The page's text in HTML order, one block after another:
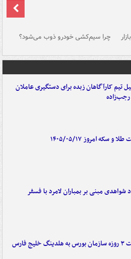
چرا سیم‌کشی خودرو ذوب می‌شود؟
تیم کارآگاهان زبده برای دستگیری عاملان
و سکه امروز ۱۴۰۵/۰۵/۱۷
شواهدی مبنی بر بمباران لامرد با فسفر
فارس